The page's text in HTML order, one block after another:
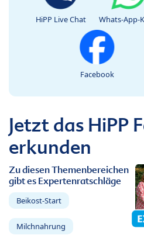
HiPP Live Chat Whats-App-
Facebook
Jetzt das HiPP
erkunden
Zu diesen Themenbereichen
gibt es Expertenratschläge
Beikost-Start
Milchnahrung